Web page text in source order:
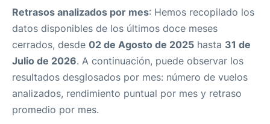
Retrasos analizados por mes: Hemos recopilado los
datos disponibles de los últimos doce meses
cerrados, desde 02 de Agosto de 2025 hasta 31 de
Julio de 2026. A continuación, puede observar los
resultados desglosados por mes: número de vuelos
analizados, rendimiento puntual por mes y retraso
promedio por mes.